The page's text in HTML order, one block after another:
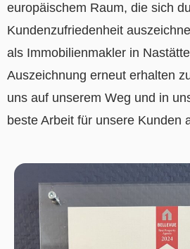
europäischem Raum, die sich
Kundenzufriedenheit
als Immobilienmakler in
Auszeichnung erneut erhalten
uns auf unserem Weg und in
beste Arbeit für unsere Kunden